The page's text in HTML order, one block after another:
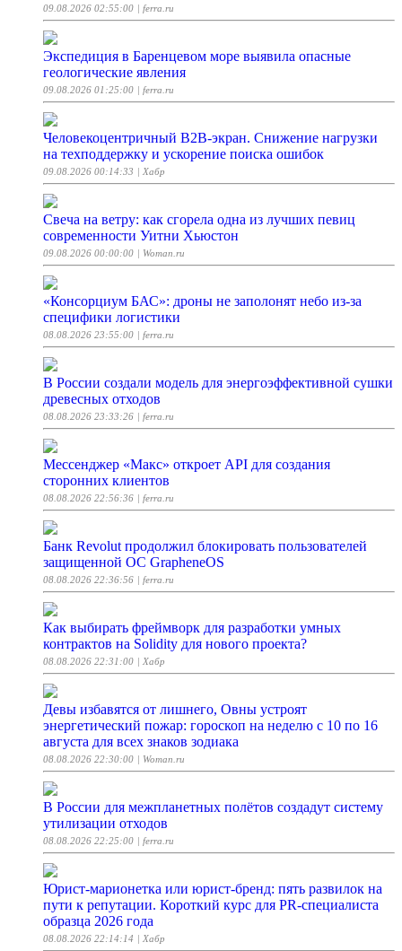
09.08.2026 02:55:00 | ferra.ru
Экспедиция в Баренцевом море выявила опасные
геологические явления
09.08.2026 01:25:00 | ferra.ru
Человекоцентричный B2B-экран. Снижение нагрузки
на техподдержку и ускорение поиска ошибок
09.08.2026 00:14:33 | Хабр
Свеча на ветру: как сгорела одна из лучших певиц
современности Уитни Хьюстон
09.08.2026 00:00:00 | Woman.ru
«Консорциум БАС»: дроны не заполонят небо из-за
специфики логистики
08.08.2026 23:55:00 | ferra.ru
В России создали модель для энергоэффективной сушки
древесных отходов
08.08.2026 23:33:26 | ferra.ru
Мессенджер «Макс» откроет API для создания
сторонних клиентов
08.08.2026 22:56:36 | ferra.ru
Банк Revolut продолжил блокировать пользователей
защищенной ОС GrapheneOS
08.08.2026 22:36:56 | ferra.ru
Как выбирать фреймворк для разработки умных
контрактов на Solidity для нового проекта?
08.08.2026 22:31:00 | Хабр
Девы избавятся от лишнего, Овны устроят
энергетический пожар: гороскоп на неделю с 10 по 16
августа для всех знаков зодиака
08.08.2026 22:30:00 | Woman.ru
В России для межпланетных полётов создадут систему
утилизации отходов
08.08.2026 22:25:00 | ferra.ru
Юрист-марионетка или юрист-бренд: пять развилок на
пути к репутации. Короткий курс для PR-специалиста
образца 2026 года
08.08.2026 22:14:14 | Хабр